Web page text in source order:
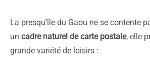
La presqu’île du Gaou ne se contente
un cadre naturel de carte postale, elle
grande variété de loisirs :